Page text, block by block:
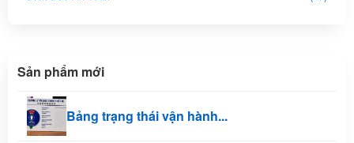
Sản phẩm mới
Bảng trạng thái vận hành...